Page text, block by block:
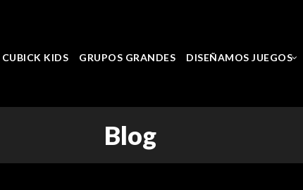
CUBICK KIDS GRUPOS GRANDES DISEÑAMOS JUEGOS
Blog